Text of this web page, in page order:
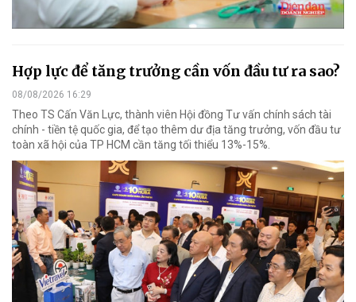
Hợp lực để tăng trưởng cần vốn đầu tư ra sao?
08/08/2026 16:29
Theo TS Cấn Văn Lực, thành viên Hội đồng Tư vấn chính sách tài
chính - tiền tệ quốc gia, để tạo thêm dư địa tăng trưởng, vốn đầu tư
toàn xã hội của TP HCM cần tăng tối thiểu 13%-15%.